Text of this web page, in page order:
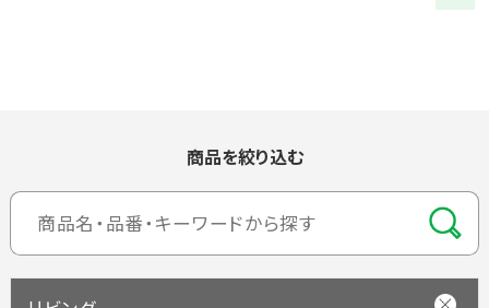
商品を絞り込む